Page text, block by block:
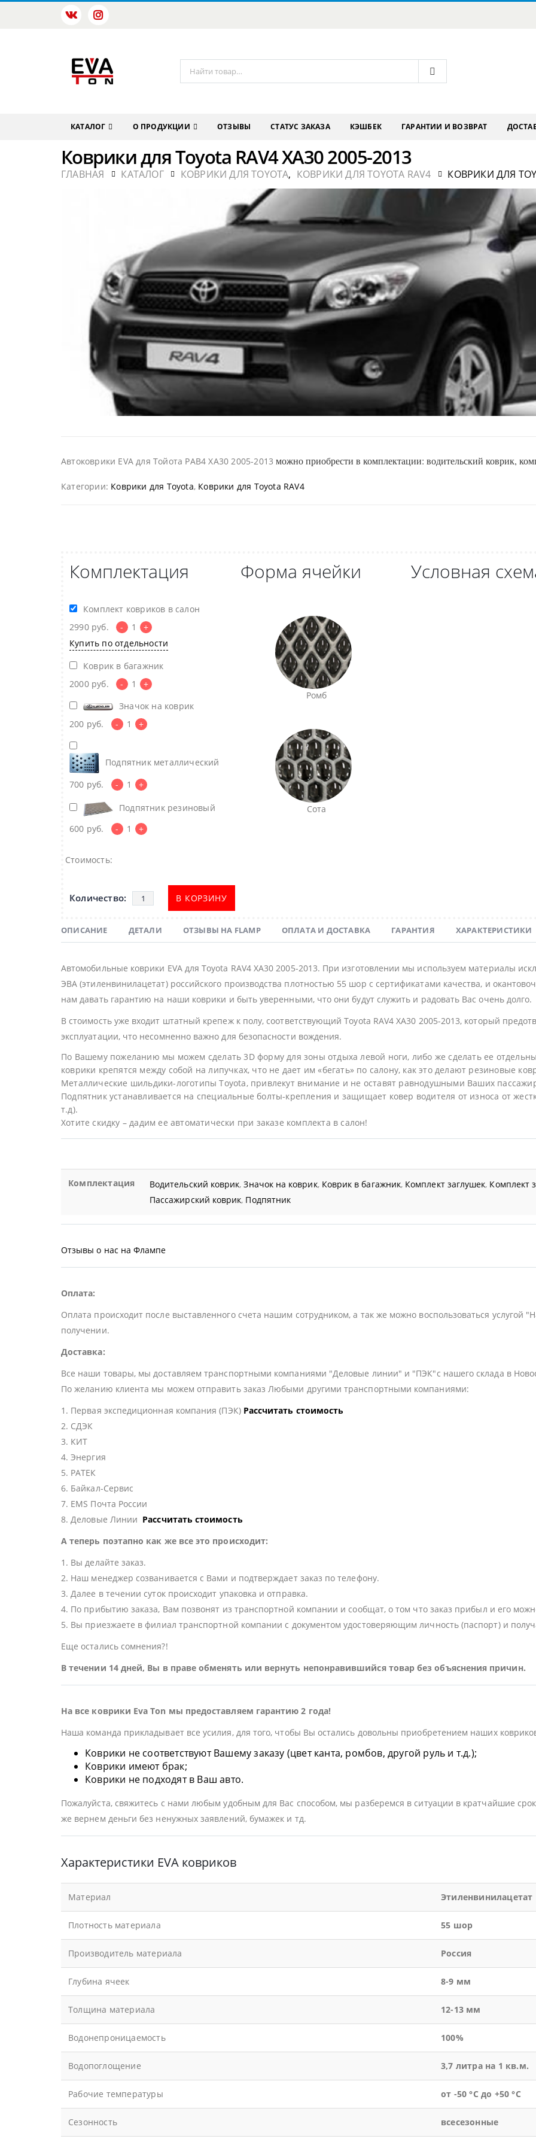
КАТАЛОГ О ПРОДУКЦИИ ОТЗЫВЫ СТАТУС ЗАКАЗА КЭШБЕК ГАРАНТИИ И ВОЗВРАТ
Коврики для Toyota RAV4 XA30 2005-2013
ГЛАВНАЯ КАТАЛОГ КОВРИКИ ДЛЯ TOYOTA, КОВРИКИ ДЛЯ TOYOTA RAV4 КОВРИКИ ДЛЯ
Автоковрики EVA для Тойота РАВ4 ХА30 2005-2013 можно приобрести в комплектации: водительский коврик,
Категории: Коврики для Toyota, Коврики для Toyota RAV4
Комплектация
Комплект ковриков в салон
2990 руб. - 1
+
Купить по отдельности
Коврик в багажник
2000 руб. - 1
+
Значок на коврик
200 руб. - 1 +
Подпятник металлический
700 руб. - 1 +
Подпятник резиновый
600 руб. - 1 +
Форма ячейки
Ромб
Сота
Условная
Стоимость:
В КОРЗИНУ
ОПИСАНИЕ ДЕТАЛИ ОТЗЫВЫ НА FLAMP ОПЛАТА И ДОСТАВКА ГАРАНТИЯ ХАРАКТЕРИСТИКИ
Автомобильные коврики EVA для Toyota RAV4 XA30 2005-2013. При изготовлении мы используем материалы
ЭВА (этиленвинилацетат) российского производства плотностью 55 шор с сертификатами качества, и
нам давать гарантию на наши коврики и быть уверенными, что они будут служить и радовать Вас очень долго.
В стоимость уже входит штатный крепеж к полу, соответствующий Toyota RAV4 XA30 2005-2013, который
эксплуатации, что несомненно важно для безопасности вождения.
По Вашему пожеланию мы можем сделать 3D форму для зоны отдыха левой ноги, либо же сделать ее
коврики крепятся между собой на липучках, что не дает им «бегать» по салону, как это делают резиновые
Металлические шильдики-логотипы Toyota, привлекут внимание и не оставят равнодушными Ваших
Подпятник устанавливается на специальные болты-крепления и защищает ковер водителя от износа от
т.д).
Хотите скидку – дадим ее автоматически при заказе комплекта в салон!
Комплектация Водительский коврик,Значок на коврик, Коврик в багажник, Комплект заглушек, Комплект
Пассажирский коврик, Подпятник
Отзывы о нас на Флампе
Оплата:
Оплата происходит после выставленного счета нашим сотрудником, а так же можно воспользоваться
получении.
Доставка:
Все наши товары, мы доставляем транспортными компаниями "Деловые линии" и "ПЭК"с нашего склада в
По желанию клиента мы можем отправить заказ Любыми другими транспортными компаниями:
1. Первая экспедиционная компания (ПЭК) Рассчитать стоимость
2. СДЭК
3. КИТ
4. Энергия
5. РАТЕК
6. Байкал-Сервис
7. EMS Почта России
8. Деловые Линии Рассчитать стоимость
А теперь поэтапно как же все это происходит:
1. Вы делайте заказ.
2. Наш менеджер созванивается с Вами и подтверждает заказ по телефону.
3. Далее в течении суток происходит упаковка и отправка.
4. По прибытию заказа, Вам позвонят из транспортной компании и сообщат, о том что заказ прибыл и его
5. Вы приезжаете в филиал транспортной компании с документом удостоверяющим личность (паспорт) и
Еще остались сомнения?!
В течении 14 дней, Вы в праве обменять или вернуть непонравившийся товар без объяснения причин.
На все коврики Eva Ton мы предоставляем гарантию 2 года!
Наша команда прикладывает все усилия, для того, чтобы Вы остались довольны приобретением наших
Коврики не соответствуют Вашему заказу (цвет канта, ромбов, другой руль и т.д.);
Коврики имеют брак;
Коврики не подходят в Ваш авто.
Пожалуйста, свяжитесь с нами любым удобным для Вас способом, мы разберемся в ситуации в кратчайшие
же вернем деньги без ненужных заявлений, бумажек и тд.
Характеристики EVA ковриков
Материал Этиленвинилацетат
Плотность материала 55 шор
Производитель материала Россия
Глубина ячеек 8-9 мм
Толщина материала 12-13 мм
Водонепроницаемость 100%
Водопоглощение 3,7 литра на 1 кв.м.
Рабочие температуры от -50 °С до +50 °С
Сезонность всесезонные